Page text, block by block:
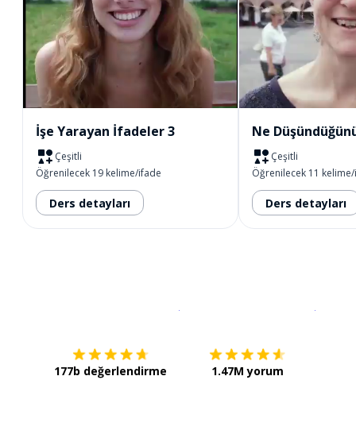
İşe Yarayan İfadeler 3
Çeşitli
Öğrenilecek 19 kelime/ifade
Ders detayları
Ne
Çeşitli
Öğrenilecek 11
Ders detayları
177b değerlendirme 1.47M yorum